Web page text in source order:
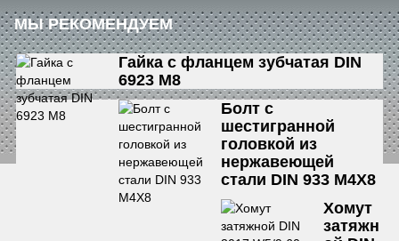
МЫ РЕКОМЕНДУЕМ
Гайка с фланцем зубчатая DIN
6923 М8
Болт с
шестигранной
головкой из
нержавеющей
стали DIN 933 М4Х8
Хомут
затяжн